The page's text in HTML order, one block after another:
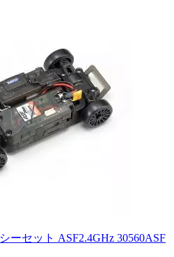
ーセット ASF2.4GHz 30560ASF